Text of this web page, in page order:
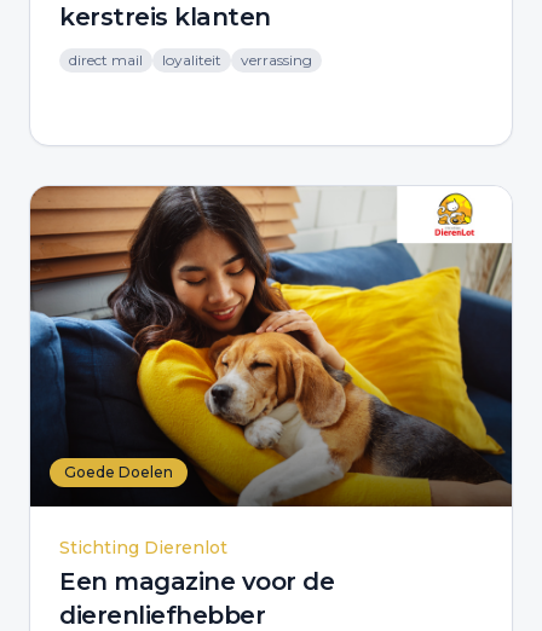
kerstreis klanten
direct mail loyaliteit verrassing
Goede Doelen
Stichting Dierenlot
Een magazine voor de
dierenliefhebber